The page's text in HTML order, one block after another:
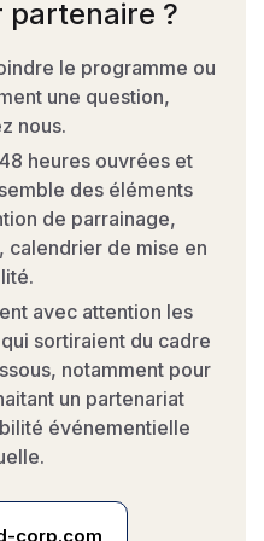
partenaire ?
le programme ou
une question,
nous.
heures ouvrées et
des éléments
de parrainage,
calendrier de mise en
avec attention les
sortiraient du cadre
notamment pour
un partenariat
événementielle
corp.com